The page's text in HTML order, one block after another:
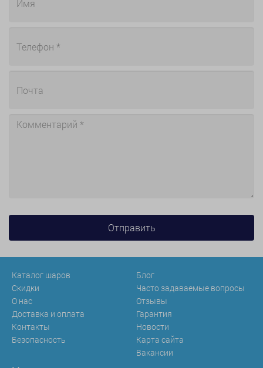
Каталог шаров
Скидки
О нас
Доставка и оплата
Контакты
Безопасность
Блог
Часто задаваемые вопросы
Отзывы
Гарантия
Новости
Карта сайта
Вакансии